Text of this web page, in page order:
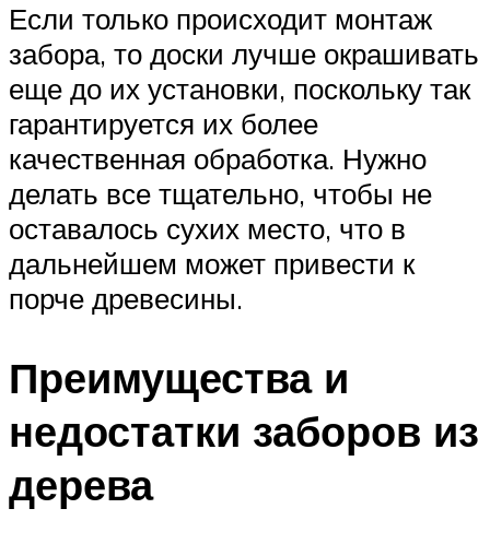
Если только происходит монтаж
забора, то доски лучше окрашивать
еще до их установки, поскольку так
гарантируется их более
качественная обработка. Нужно
делать все тщательно, чтобы не
оставалось сухих место, что в
дальнейшем может привести к
порче древесины.
Преимущества и
недостатки заборов из
дерева